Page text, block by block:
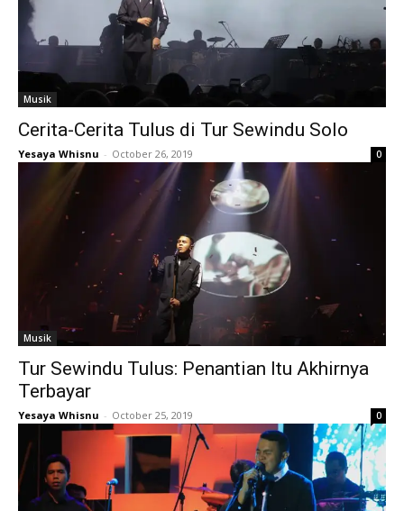
Musik
Cerita-Cerita Tulus di Tur Sewindu Solo
Yesaya Whisnu - October 26, 2019 0
Musik
Tur Sewindu Tulus: Penantian Itu Akhirnya
Terbayar
Yesaya Whisnu - October 25, 2019 0